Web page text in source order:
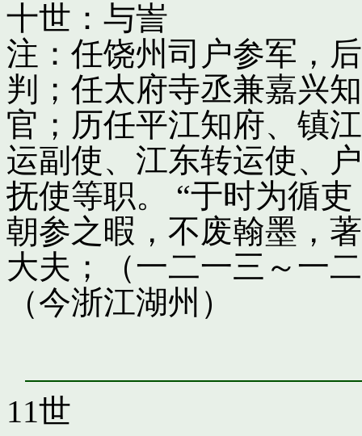
十世：与訔
注：任饶州司户参军，
判；任太府寺丞兼嘉兴
官；历任平江知府、镇
运副使、江东转运使、
抚使等职。 “于时为循
朝参之暇，不废翰墨，
大夫；（一二一三～一
（今浙江湖州）
11世